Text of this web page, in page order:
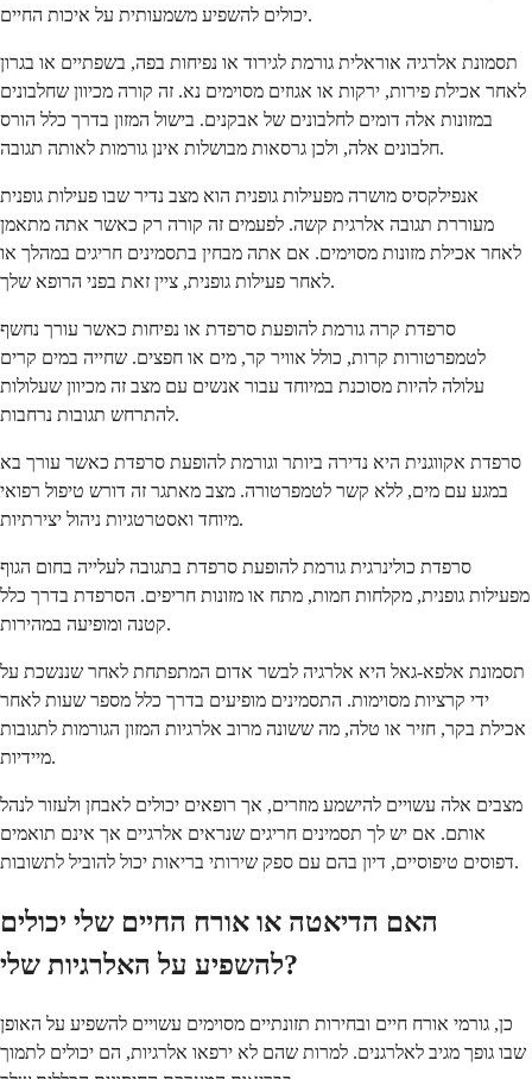
יכולים להשפיע משמעותית על איכות החיים.
תסמונת אלרגיה אוראלית גורמת לגירוד או נפיחות בפה, בשפתיים או בגרון
לאחר אכילת פירות, ירקות או אגוזים מסוימים נא. זה קורה מכיוון שחלבונים
במזונות אלה דומים לחלבונים של אבקנים. בישול המזון בדרך כלל הורס
חלבונים אלה, ולכן גרסאות מבושלות אינן גורמות לאותה תגובה.
אנפילקסיס מושרה מפעילות גופנית הוא מצב נדיר שבו פעילות גופנית
מעוררת תגובה אלרגית קשה. לפעמים זה קורה רק כאשר אתה מתאמן
לאחר אכילת מזונות מסוימים. אם אתה מבחין בתסמינים חריגים במהלך או
לאחר פעילות גופנית, ציין זאת בפני הרופא שלך.
סרפדת קרה גורמת להופעת סרפדת או נפיחות כאשר עורך נחשף
לטמפרטורות קרות, כולל אוויר קר, מים או חפצים. שחייה במים קרים
עלולה להיות מסוכנת במיוחד עבור אנשים עם מצב זה מכיוון שעלולות
להתרחש תגובות נרחבות.
סרפדת אקווגנית היא נדירה ביותר וגורמת להופעת סרפדת כאשר עורך בא
במגע עם מים, ללא קשר לטמפרטורה. מצב מאתגר זה דורש טיפול רפואי
מיוחד ואסטרטגיות ניהול יצירתיות.
סרפדת כולינרגית גורמת להופעת סרפדת בתגובה לעלייה בחום הגוף
מפעילות גופנית, מקלחות חמות, מתח או מזונות חריפים. הסרפדת בדרך כלל
קטנה ומופיעה במהירות.
תסמונת אלפא-גאל היא אלרגיה לבשר אדום המתפתחת לאחר שננשכת על
ידי קרציות מסוימות. התסמינים מופיעים בדרך כלל מספר שעות לאחר
אכילת בקר, חזיר או טלה, מה ששונה מרוב אלרגיות המזון הגורמות לתגובות
מיידיות.
מצבים אלה עשויים להישמע מוזרים, אך רופאים יכולים לאבחן ולעזור לנהל
אותם. אם יש לך תסמינים חריגים שנראים אלרגיים אך אינם תואמים
דפוסים טיפוסיים, דיון בהם עם ספק שירותי בריאות יכול להוביל לתשובות.
האם הדיאטה או אורח החיים שלי יכולים
להשפיע על האלרגיות שלי?
כן, גורמי אורח חיים ובחירות תזונתיים מסוימים עשויים להשפיע על האופן
שבו גופך מגיב לאלרגנים. למרות שהם לא ירפאו אלרגיות, הם יכולים לתמוך